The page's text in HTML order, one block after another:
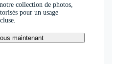
collection de photos,
pour un usage
maintenant